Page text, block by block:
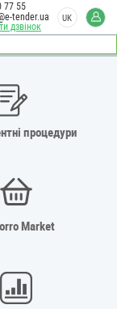
дзвінок
77 55
tender.ua
UK
процедури
Market